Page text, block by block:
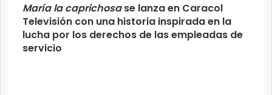
María la caprichosase lanza en Caracol
Televisión con una historia inspirada en la
lucha por los derechos de las empleadas de
servicio